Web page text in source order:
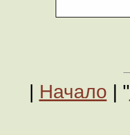
| Начало | "